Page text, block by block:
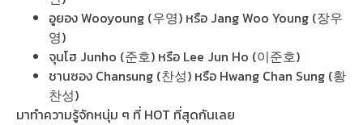
อูยอง Wooyoung (우영) หรือ Jang Woo Young (장우
영)
จุนโฮ Junho (준호) หรือ Lee Jun Ho (이준호)
ชานซอง Chansung (찬성) หรือ Hwang Chan Sung (황
찬성)
มาทำความรู้จักหนุ่ม ๆ ที่ HOT ที่สุดกันเลย